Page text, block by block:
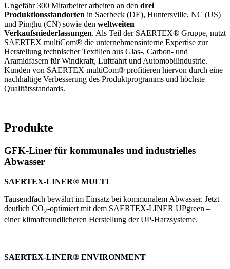
Ungefähr 300 Mitarbeiter arbeiten an den drei
Produktionsstandorten in Saerbeck (DE), Huntersville, NC (US)
und Pinghu (CN) sowie den weltweiten
Verkaufsniederlassungen. Als Teil der SAERTEX® Gruppe, nutzt
SAERTEX multiCom® die unternehmensinterne Expertise zur
Herstellung technischer Textilien aus Glas-, Carbon- und
Aramidfasern für Windkraft, Luftfahrt und Automobilindustrie.
Kunden von SAERTEX multiCom® profitieren hiervon durch eine
nachhaltige Verbesserung des Produktprogramms und höchste
Qualitätsstandards.
Produkte
GFK-Liner für kommunales und industrielles
Abwasser
SAERTEX-LINER® MULTI
Tausendfach bewährt im Einsatz bei kommunalem Abwasser. Jetzt
deutlich CO2-optimiert mit dem SAERTEX-LINER UPgreen –
einer klimafreundlicheren Herstellung der UP-Harzsysteme.
SAERTEX-LINER® ENVIRONMENT